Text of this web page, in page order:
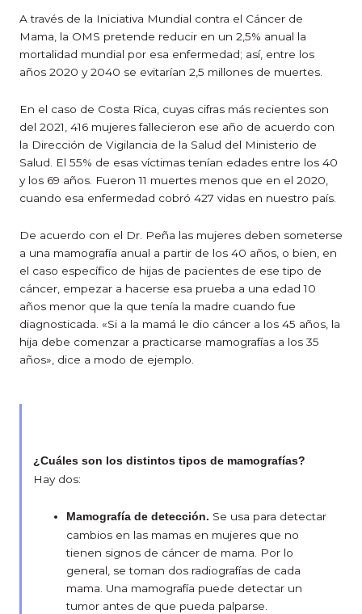
A través de la Iniciativa Mundial contra el Cáncer de
Mama, la OMS pretende reducir en un 2,5% anual la
mortalidad mundial por esa enfermedad; así, entre los
años 2020 y 2040 se evitarían 2,5 millones de muertes.
En el caso de Costa Rica, cuyas cifras más recientes son
del 2021, 416 mujeres fallecieron ese año de acuerdo con
la Dirección de Vigilancia de la Salud del Ministerio de
Salud. El 55% de esas víctimas tenían edades entre los 40
y los 69 años. Fueron 11 muertes menos que en el 2020,
cuando esa enfermedad cobró 427 vidas en nuestro país.
De acuerdo con el Dr. Peña las mujeres deben someterse
a una mamografía anual a partir de los 40 años, o bien, en
el caso específico de hijas de pacientes de ese tipo de
cáncer, empezar a hacerse esa prueba a una edad 10
años menor que la que tenía la madre cuando fue
diagnosticada. «Si a la mamá le dio cáncer a los 45 años, la
hija debe comenzar a practicarse mamografías a los 35
años», dice a modo de ejemplo.
¿Cuáles son los distintos tipos de mamografías?
Hay dos:
Mamografía de detección. Se usa para detectar
cambios en las mamas en mujeres que no
tienen signos de cáncer de mama. Por lo
general, se toman dos radiografías de cada
mama. Una mamografía puede detectar un
tumor antes de que pueda palparse.